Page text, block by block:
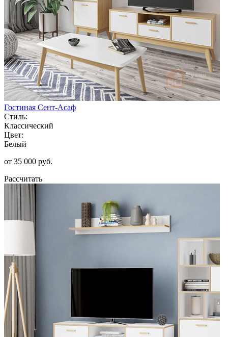
Гостиная Сент-Асаф
Стиль:
Классический
Цвет:
Белый
от 35 000 руб.
Рассчитать